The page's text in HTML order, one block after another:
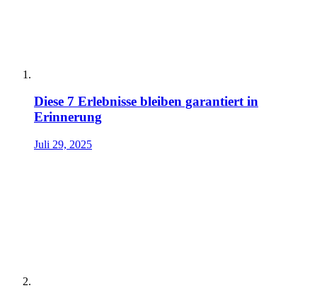
Diese 7 Erlebnisse bleiben garantiert in
Erinnerung
Juli 29, 2025